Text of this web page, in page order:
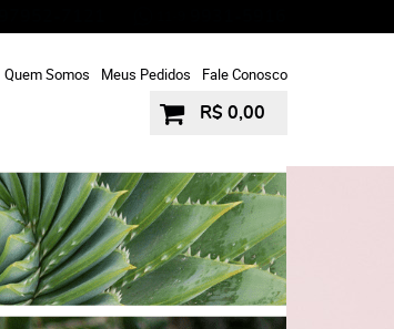
Quem Somos Meus Pedidos Fale Conosco
R$ 0,00